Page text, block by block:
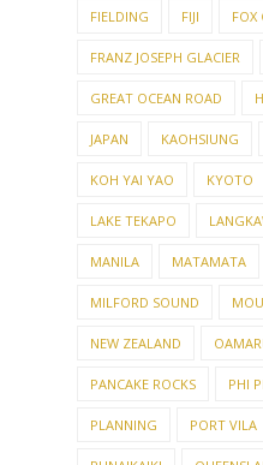
FIELDING FIJI FOX
FRANZ JOSEPH GLACIER
GREAT OCEAN ROAD
JAPAN KAOHSIUNG
KOH YAI YAO KYOTO
LAKE TEKAPO
MANILA MATAMATA
MILFORD SOUND
NEW ZEALAND
PANCAKE ROCKS PHI
PLANNING PORT VILA